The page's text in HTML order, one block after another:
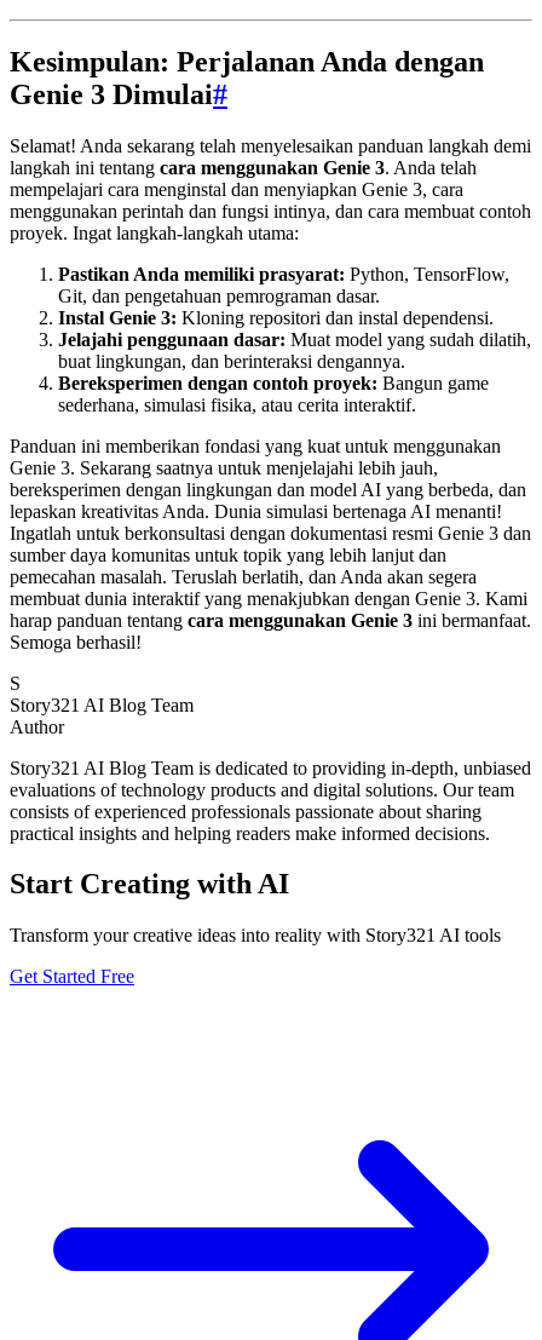
Kesimpulan: Perjalanan Anda dengan
Genie 3 Dimulai#
Selamat! Anda sekarang telah menyelesaikan panduan langkah demi
langkah ini tentang cara menggunakan Genie 3. Anda telah
mempelajari cara menginstal dan menyiapkan Genie 3, cara
menggunakan perintah dan fungsi intinya, dan cara membuat contoh
proyek. Ingat langkah-langkah utama:
Pastikan Anda memiliki prasyarat: Python, TensorFlow,
Git, dan pengetahuan pemrograman dasar.
Instal Genie 3: Kloning repositori dan instal dependensi.
Jelajahi penggunaan dasar: Muat model yang sudah dilatih,
buat lingkungan, dan berinteraksi dengannya.
Bereksperimen dengan contoh proyek: Bangun game
sederhana, simulasi fisika, atau cerita interaktif.
Panduan ini memberikan fondasi yang kuat untuk menggunakan
Genie 3. Sekarang saatnya untuk menjelajahi lebih jauh,
bereksperimen dengan lingkungan dan model AI yang berbeda, dan
lepaskan kreativitas Anda. Dunia simulasi bertenaga AI menanti!
Ingatlah untuk berkonsultasi dengan dokumentasi resmi Genie 3 dan
sumber daya komunitas untuk topik yang lebih lanjut dan
pemecahan masalah. Teruslah berlatih, dan Anda akan segera
membuat dunia interaktif yang menakjubkan dengan Genie 3. Kami
harap panduan tentang cara menggunakan Genie 3 ini bermanfaat.
Semoga berhasil!
S
Story321 AI Blog Team
Author
Story321 AI Blog Team is dedicated to providing in-depth, unbiased
evaluations of technology products and digital solutions. Our team
consists of experienced professionals passionate about sharing
practical insights and helping readers make informed decisions.
Start Creating with AI
Transform your creative ideas into reality with Story321 AI tools
Get Started Free